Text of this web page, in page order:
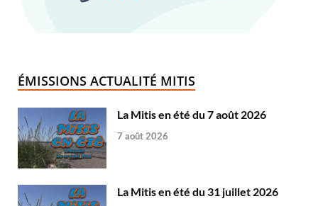
ÉMISSIONS ACTUALITÉ MITIS
La Mitis en été du 7 août 2026
7 août 2026
La Mitis en été du 31 juillet 2026